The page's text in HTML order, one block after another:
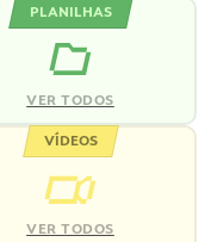
PLANILHAS
VER TODOS
VÍDEOS
VER TODOS